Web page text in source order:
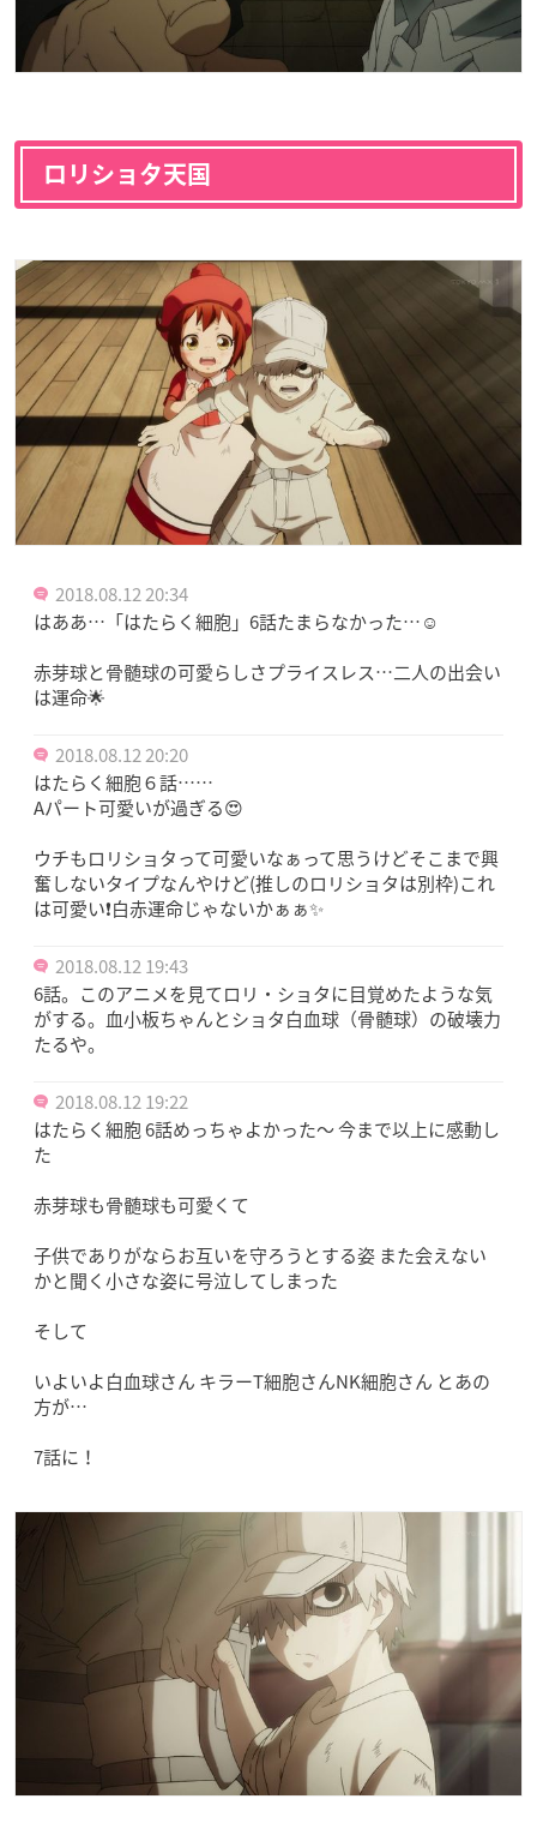
ロリショタ天国
2018.08.12 20:34
はああ…「はたらく細胞」6話たまらなかった…☺️
赤芽球と骨髄球の可愛らしさプライスレス…二人の出会い
は運命🌟
2018.08.12 20:20
はたらく細胞６話……
Aパート可愛いが過ぎる😍
ウチもロリショタって可愛いなぁって思うけどそこまで興
奮しないタイプなんやけど(推しのロリショタは別枠)これ
は可愛い❗白赤運命じゃないかぁぁ✨
2018.08.12 19:43
6話。このアニメを見てロリ・ショタに目覚めたような気
がする。血小板ちゃんとショタ白血球（骨髄球）の破壊力
たるや。
2018.08.12 19:22
はたらく細胞 6話めっちゃよかった～ 今まで以上に感動し
た
赤芽球も骨髄球も可愛くて
子供でありがならお互いを守ろうとする姿 また会えない
かと聞く小さな姿に号泣してしまった
そして
いよいよ白血球さん キラーT細胞さんNK細胞さん とあの
方が…
7話に！